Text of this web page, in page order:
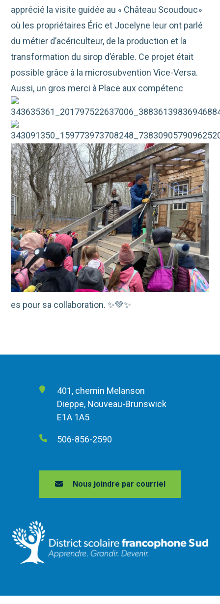
apprécié la visite guidée au « Château Scoudouc»
où les propriétaires Éric et Jocelyne leur ont parlé
du métier d’acériculteur, de la production et la
transformation du sirop d’érable. Ce projet était
possible grâce à la microsubvention Vice-Versa.
Aussi, un gros merci à Place aux compétenc
es pour sa collaboration. ✨💚✨
401, chemin Melanson
Dieppe, Nouveau-Brunswick
E1A 1A5
506-856-2590
Nous joindre par courriel